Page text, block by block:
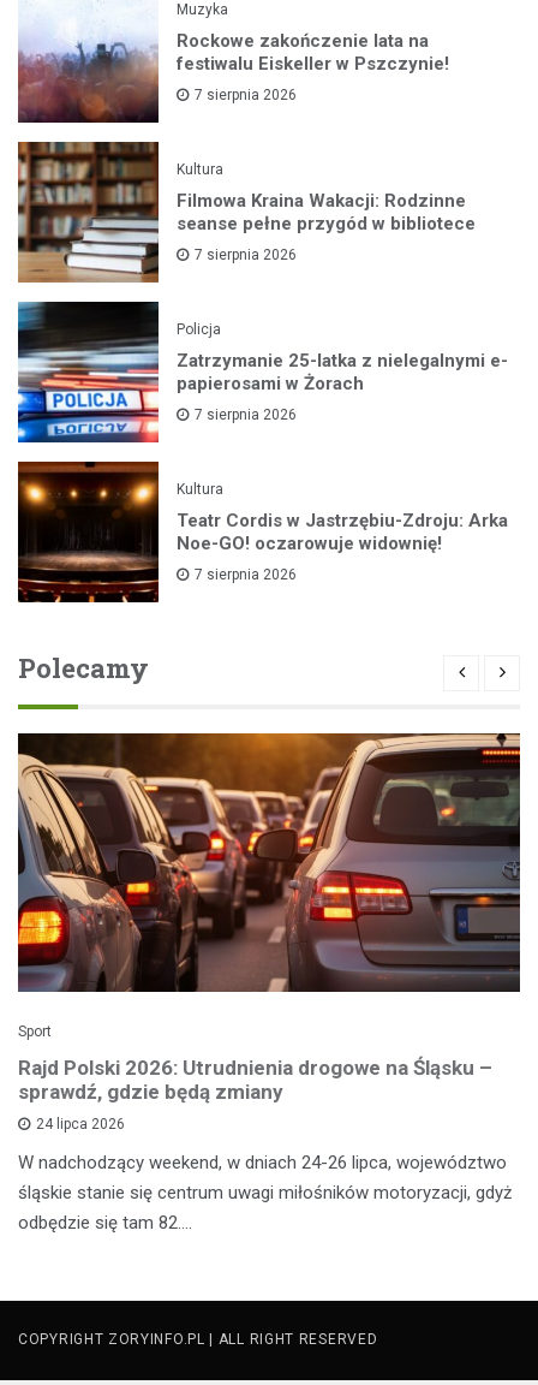
Muzyka
Rockowe zakończenie lata na
festiwalu Eiskeller w Pszczynie!
7 sierpnia 2026
Kultura
Filmowa Kraina Wakacji: Rodzinne
seanse pełne przygód w bibliotece
7 sierpnia 2026
Policja
Zatrzymanie 25-latka z nielegalnymi e-
papierosami w Żorach
7 sierpnia 2026
Kultura
Teatr Cordis w Jastrzębiu-Zdroju: Arka
Noe-GO! oczarowuje widownię!
7 sierpnia 2026
Polecamy
Sport
Rajd Polski 2026: Utrudnienia drogowe na Śląsku –
sprawdź, gdzie będą zmiany
24 lipca 2026
W nadchodzący weekend, w dniach 24-26 lipca, województwo
śląskie stanie się centrum uwagi miłośników motoryzacji, gdyż
odbędzie się tam 82.…
COPYRIGHT ZORYINFO.PL | ALL RIGHT RESERVED